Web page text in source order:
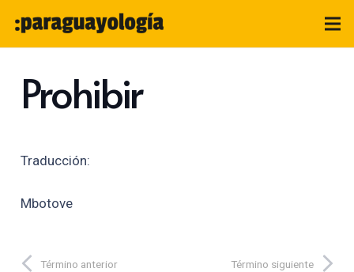
Prohibir
Traducción:
Mbotove
Término anterior Término siguiente